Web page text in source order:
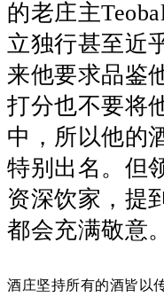
的老庄主
立独行甚至近
来他要求品鉴
打分也不要将
中，所以他的
特别出名。但
资深饮家，提
都会充满敬意。
酒庄坚持所有的酒皆以